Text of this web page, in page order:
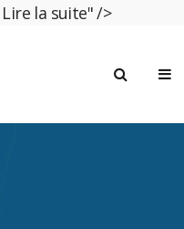
Lire la suite" />